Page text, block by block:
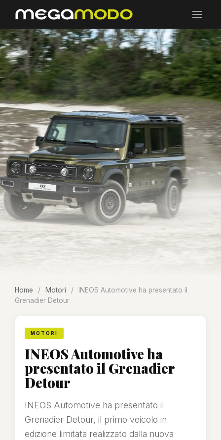
Home / Motori /
INEOS Automotive ha presentato il
Grenadier Detour
MOTORI
INEOS Automotive ha
presentato il Grenadier
Detour
INEOS Automotive ha presentato il
Grenadier Detour, il primo veicolo in
edizione limitata realizzato dalla nuova